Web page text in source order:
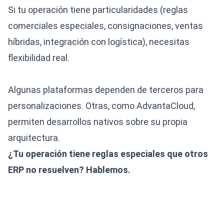
Si tu operación tiene particularidades (reglas
comerciales especiales, consignaciones, ventas
híbridas, integración con logística), necesitas
flexibilidad real.
Algunas plataformas dependen de terceros para
personalizaciones. Otras, como AdvantaCloud,
permiten desarrollos nativos sobre su propia
arquitectura.
¿Tu operación tiene reglas especiales que otros
ERP no resuelven? Hablemos.